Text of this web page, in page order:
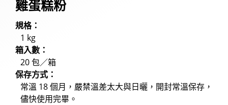
雞蛋糕粉
規格：
1 kg
箱入數：
20 包／箱
保存方式：
常溫 18 個月，嚴禁溫差太大與日曬，開封常溫保存，
儘快使用完畢。
各式風味掛壁粉及蛋糕奶茶粉
果汁粉
餅乾碎片
烘焙預拌粉
產品應用